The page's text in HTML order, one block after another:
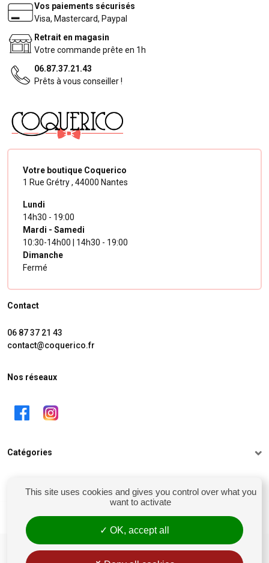
Vos paiements sécurisés
Visa, Mastercard, Paypal
Retrait en magasin
Votre commande prête en 1h
06.87.37.21.43
Prêts à vous conseiller !
Votre boutique Coquerico
1 Rue Grétry , 44000 Nantes
Lundi
14h30 - 19:00
Mardi - Samedi
10:30-14h00 | 14h30 - 19:00
Dimanche
Fermé
Contact
06 87 37 21 43
contact@coquerico.fr
Nos réseaux
Catégories
Mon compte
siret : 81238106900028
Conditions générales de vente
This site uses cookies and gives you control over what you
want to activate
OK, accept all